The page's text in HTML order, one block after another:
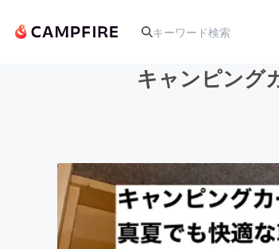
アート・写真
テクノロジー・ガジェ
キャンピング